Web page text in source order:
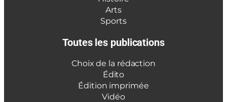
Arts
Sports
Toutes les publications
Choix de la rédaction
Édito
Édition imprimée
Vidéo